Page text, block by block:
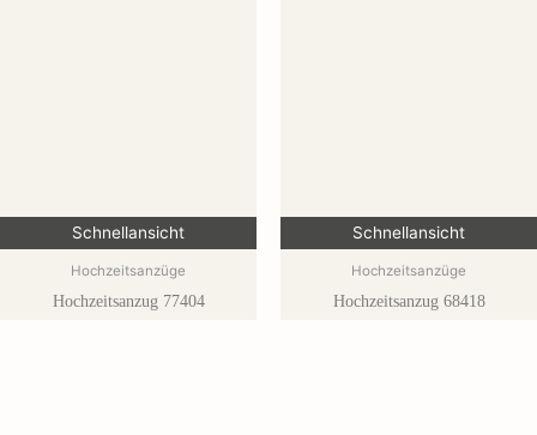
Schnellansicht
Hochzeitsanzüge
Hochzeitsanzug 77404
Schnellansicht
Hochzeitsanzüge
Hochzeitsanzug 68418